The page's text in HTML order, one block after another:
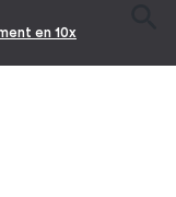
en 10x